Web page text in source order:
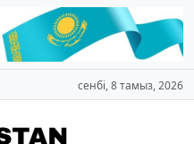
сенбі, 8 тамыз, 2026